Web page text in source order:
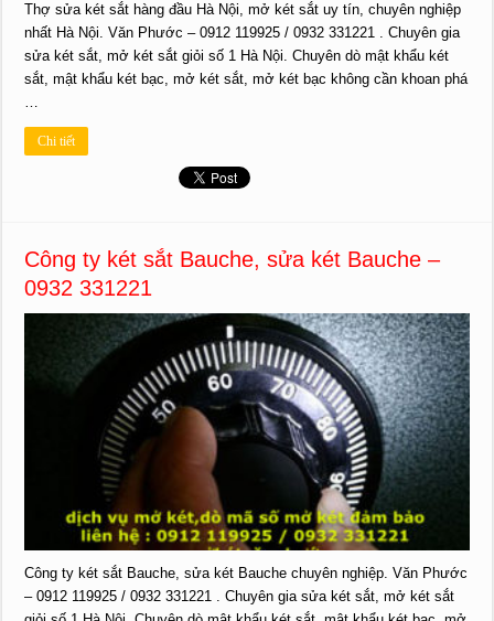
Thợ sửa két sắt hàng đầu Hà Nội, mở két sắt uy tín, chuyên nghiệp
nhất Hà Nội. Văn Phước – 0912 119925 / 0932 331221 . Chuyên gia
sửa két sắt, mở két sắt giỏi số 1 Hà Nội. Chuyên dò mật khẩu két
sắt, mật khẩu két bạc, mở két sắt, mở két bạc không cần khoan phá
…
Chi tiết
Công ty két sắt Bauche, sửa két Bauche –
0932 331221
Công ty két sắt Bauche, sửa két Bauche chuyên nghiệp. Văn Phước
– 0912 119925 / 0932 331221 . Chuyên gia sửa két sắt, mở két sắt